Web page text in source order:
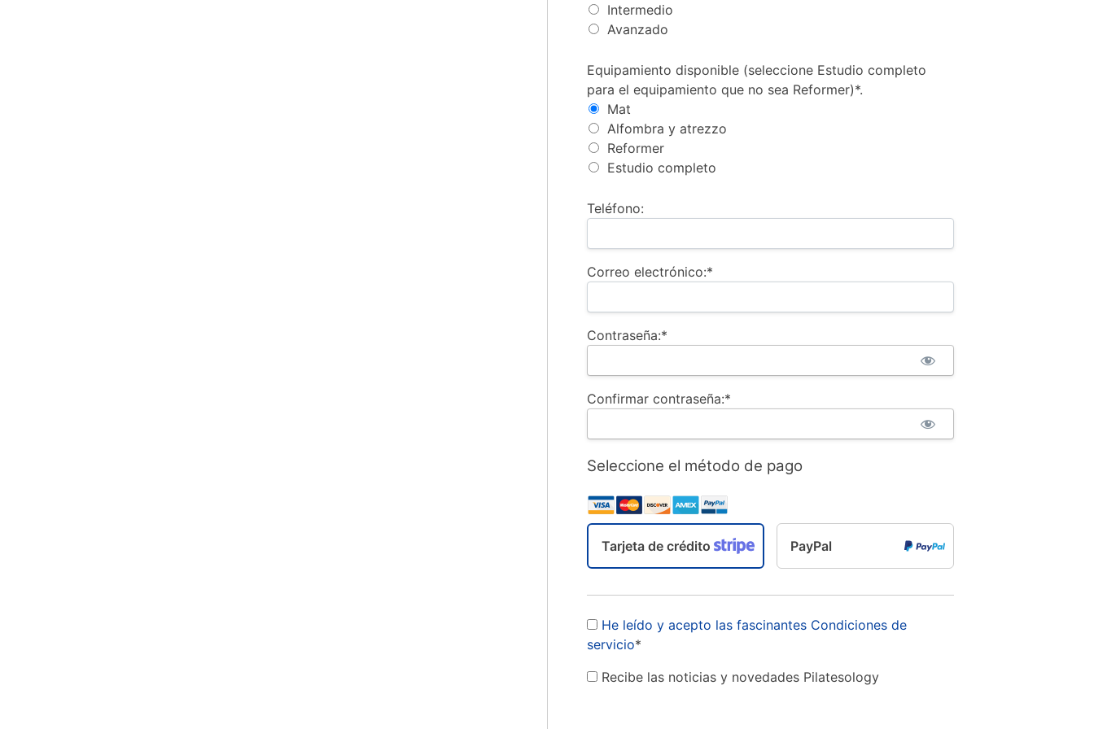
Intermedio
Avanzado
Equipamiento disponible (selecciona «Estudio completo» para ver el
Equipamiento disponible (seleccione Estudio completo
para el equipamiento que no sea Reformer)*.
Mat
Alfombra y atrezzo
Reformer
Estudio completo
Teléfono:
Correo electrónico:*
Contraseña:*
Confirmar contraseña:*
Seleccione el método de pago
Tarjeta de crédito PayPal
He leído y acepto las fascinantes Condiciones de
servicio*
Recibe las noticias y novedades Pilatesology